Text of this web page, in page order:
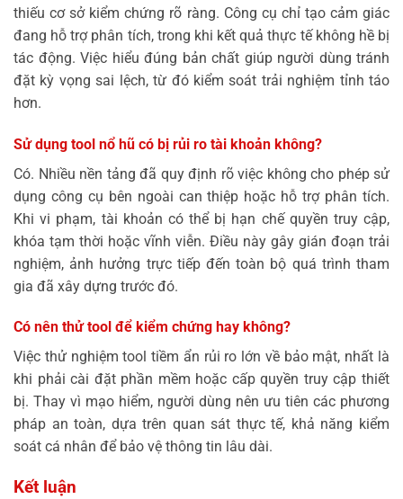
thiếu cơ sở kiểm chứng rõ ràng. Công cụ chỉ tạo cảm giác
đang hỗ trợ phân tích, trong khi kết quả thực tế không hề bị
tác động. Việc hiểu đúng bản chất giúp người dùng tránh
đặt kỳ vọng sai lệch, từ đó kiểm soát trải nghiệm tỉnh táo
hơn.
Sử dụng tool nổ hũ có bị rủi ro tài khoản không?
Có. Nhiều nền tảng đã quy định rõ việc không cho phép sử
dụng công cụ bên ngoài can thiệp hoặc hỗ trợ phân tích.
Khi vi phạm, tài khoản có thể bị hạn chế quyền truy cập,
khóa tạm thời hoặc vĩnh viễn. Điều này gây gián đoạn trải
nghiệm, ảnh hưởng trực tiếp đến toàn bộ quá trình tham
gia đã xây dựng trước đó.
Có nên thử tool để kiểm chứng hay không?
Việc thử nghiệm tool tiềm ẩn rủi ro lớn về bảo mật, nhất là
khi phải cài đặt phần mềm hoặc cấp quyền truy cập thiết
bị. Thay vì mạo hiểm, người dùng nên ưu tiên các phương
pháp an toàn, dựa trên quan sát thực tế, khả năng kiểm
soát cá nhân để bảo vệ thông tin lâu dài.
Kết luận